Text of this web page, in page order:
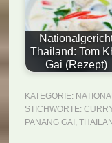
Thailand: Tom
Gai (Rezept)
KATEGORIE:
STICHWORTE:
PANANG GAI ,